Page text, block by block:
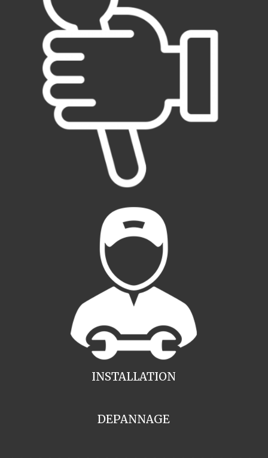
INSTALLATION
DEPANNAGE